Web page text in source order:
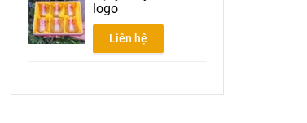
logo
Liên hệ